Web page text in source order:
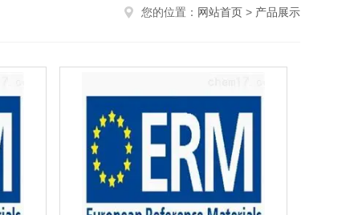
您的位置： 网站首页 > 产品展示